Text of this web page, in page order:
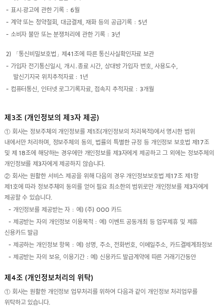
- 표시·광고에 관한 기록 : 6월
- 계약 또는 청약철회, 대금결제, 재화 등의 공급기록 : 5년
- 소비자 불만 또는 분쟁처리에 관한 기록 : 3년
2) 「통신비밀보호법」제41조에 따른 통신사실확인자료 보관
- 가입자 전기통신일시, 개시․종료 시간, 상대방 가입자 번호, 사용도수,
발신기지국 위치추적자료 : 1년
- 컴퓨터통신, 인터넷 로그기록자료, 접속지 추적자료 : 3개월
제3조 (개인정보의 제3자 제공)
① 회사는 정보주체의 개인정보를 제1조(개인정보의 처리목적)에서 명시한 범위
내에서만 처리하며, 정보주체의 동의, 법률의 특별한 규정 등 개인정보 보호법 제17조
및 제 18조에 해당하는 경우에만 개인정보를 제3자에게 제공하고 그 외에는 정보주체의
개인정보를 제3자에게 제공하지 않습니다.
② 회사는 원활한 서비스 제공을 위해 다음의 경우 개인정보보호법 제17조 제1항
제1호에 따라 정보주체의 동의를 얻어 필요 최소한의 범위로만 개인정보를 제3자에게
제공할 수 있습니다.
- 개인정보를 제공받는 자 : 예) (주) OOO 카드
- 제공받는 자의 개인정보 이용목적 : 예) 이벤트 공동개최 등 업무제휴 및 제휴
신용카드 발급
- 제공하는 개인정보 항목 : 예) 성명, 주소, 전화번호, 이메일주소, 카드결제계좌정보
- 제공받는 자의 보유, 이용기간 : 예) 신용카드 발급계약에 따른 거래기간동안
제4조 (개인정보처리의 위탁)
① 회사는 원활한 개인정보 업무처리를 위하여 다음과 같이 개인정보 처리업무를
위탁하고 있습니다.